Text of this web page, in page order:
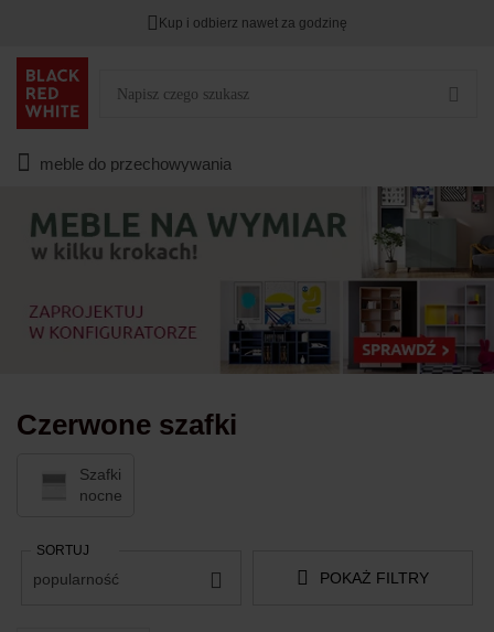
DODATKOWE -3%PRZY ZAKUPIE 2
Kup i odbierz nawet za godzinę
meble do przechowywania
Czerwone szafki
Szafki
nocne
POKAŻ FILTRY
SORTUJ
popularność